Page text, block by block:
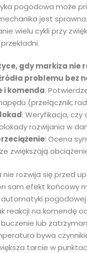
pogodowa może
jest sprawna.
wielu cykli przy
gdy markiza nie
problemu bez
i komenda:
(przełącznik,
: Weryfikacja,
rozwijania w
: Ocena
zwiększają
nie rozwija się przed
sam efekt końcowy
reakcji na komendę
lub
bywa
tarcie w